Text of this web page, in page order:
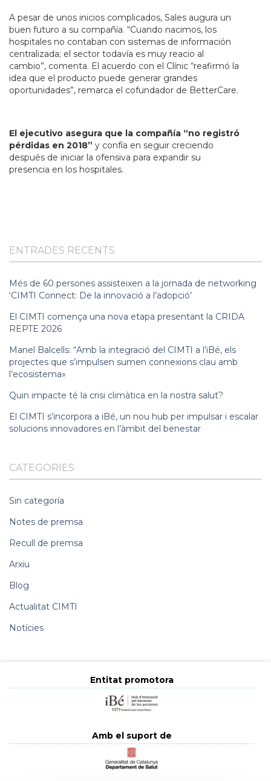
A pesar de unos inicios complicados, Sales augura un
buen futuro a su compañía. “Cuando nacimos, los
hospitales no contaban con sistemas de información
centralizada; el sector todavía es muy reacio al
cambio”, comenta. El acuerdo con el Clínic “reafirmó la
idea que el producto puede generar grandes
oportunidades”, remarca el cofundador de BetterCare.
El ejecutivo asegura que la compañía “no registró
pérdidas en 2018” y confía en seguir creciendo
después de iniciar la ofensiva para expandir su
presencia en los hospitales.
ENTRADES RECENTS
Més de 60 persones assisteixen a la jornada de networking
‘CIMTI Connect: De la innovació a l’adopció’
El CIMTI comença una nova etapa presentant la CRIDA
REPTE 2026
Manel Balcells: “Amb la integració del CIMTI a l’iBé, els
projectes que s’impulsen sumen connexions clau amb
l’ecosistema»
Quin impacte té la crisi climàtica en la nostra salut?
El CIMTI s’incorpora a iBé, un nou hub per impulsar i escalar
solucions innovadores en l’àmbit del benestar
CATEGORIES
Sin categoría
Notes de premsa
Recull de premsa
Arxiu
Blog
Actualitat CIMTI
Notícies
Entitat promotora
Amb el suport de